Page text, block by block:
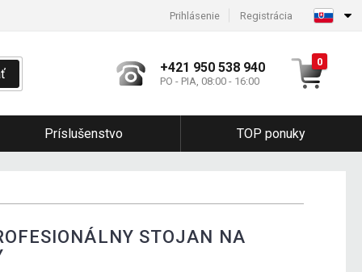
Prihlásenie Registrácia
+421 950 538 940
PO - PIA, 08:00 - 16:00
0
Príslušenstvo TOP ponuky
STOJAN NA